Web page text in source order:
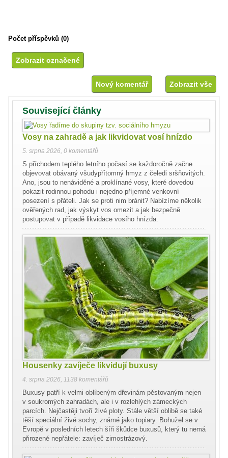
Počet příspěvků (0)
Nový komentář Zobrazit vše
Související články
Vosy na zahradě a jak likvidovat vosí hnízdo
5. srpna 2026, 0 komentářů
S příchodem teplého letního počasí se každoročně začne
objevovat obávaný všudypřítomný hmyz z čeledi sršňovitých.
Ano, jsou to nenáviděné a proklínané vosy, které dovedou
pokazit rodinnou pohodu i nejedno příjemné venkovní
posezení s přáteli. Jak se proti nim bránit? Nabízíme několik
ověřených rad, jak výskyt vos omezit a jak bezpečně
postupovat v případě likvidace vosího hnízda.
Housenky zavíječe likvidují buxusy
4. srpna 2026, 1138 komentářů
Buxusy patří k velmi oblíbeným dřevinám pěstovaným nejen
v soukromých zahradách, ale i v rozlehlých zámeckých
parcích. Nejčastěji tvoří živé ploty. Stále větší oblibě se také
těší speciální živé sochy, známé jako topiary. Bohužel se v
Evropě v posledních letech šíři škůdce buxusů, který tu nemá
přirozené nepřátele: zavíječ zimostrázový.